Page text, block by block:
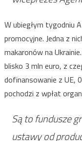
W ubiegłym tygodniu
promocyjne. Jedna z
makaronów na
blisko 3 mln euro, z
dofinansowanie z UE,
pochodzi z wpłat
Są to fundusze
ustawy od